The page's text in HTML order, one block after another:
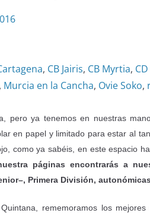
, CB Jairis, CB Myrtia,
, Murcia en la Cancha, Ovie Soko,
pero ya tenemos en nuestras
en papel y limitado para estar al
como ya sabéis, en este espacio
páginas encontrarás a
Primera División,
rememoramos los